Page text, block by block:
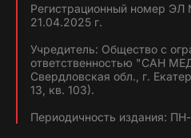
Регистрационный номер
21.04.2025 г.
Учредитель: Общество с
ответственностью "САН
Свердловская обл., г.
13, кв. 103).
Периодичность издания: